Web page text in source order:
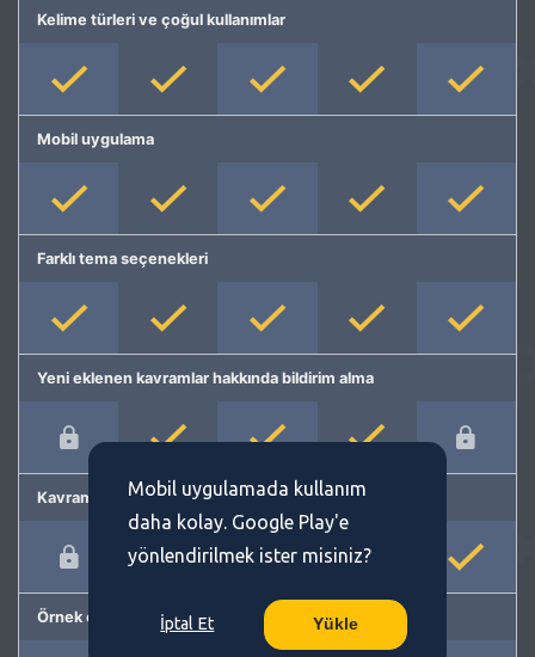
Kelime türleri ve çoğul kullanımlar
Mobil uygulama
Farklı tema seçenekleri
Yeni eklenen kavramlar hakkında bildirim alma
Kavram önerme
Örnek cümleler
Mobil uygulamada kullanım
daha kolay. Google Play'e
yönlendirilmek ister misiniz?
İptal Et Yükle